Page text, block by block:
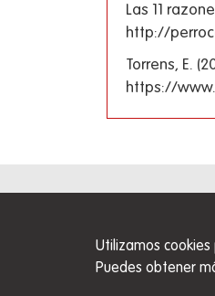
Utilizamos
Puedes obtener
Las 11
http://
Torrens, E.
https://